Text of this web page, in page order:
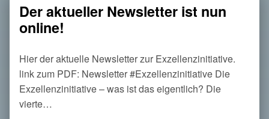
Der aktueller Newsletter ist nun
online!
Hier der aktuelle Newsletter zur Exzellenzinitiative.
link zum PDF: Newsletter #Exzellenzinitiative Die
Exzellenzinitiative – was ist das eigentlich? Die
vierte…